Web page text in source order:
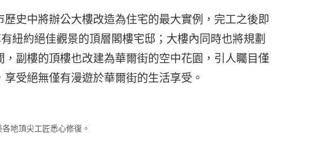
史中將辦公大樓改造為住宅的最大實例，完工之後即
紐約絕佳觀景的頂層閣樓宅邸；大樓內同時也將規劃
副樓的頂樓也改建為華爾街的空中花園，引人矚目僅
受絕無僅有漫遊於華爾街的生活享受。
各地頂尖工匠悉心修復。